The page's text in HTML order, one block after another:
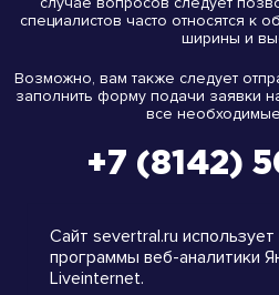
специалистов часто относятся к
ширины и
Возможно, вам также следует
заполнить форму подачи заявки
все
+7 (8142)
на
Сайт severtral.ru
программы веб-аналитики
Liveinternet.